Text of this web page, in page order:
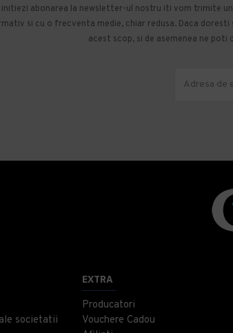
initiezi abonarea la newsletter-ul nostru iti vom trimite
si cu o frecventa medie, chiar redusa. Daca
acest scop, si de asemenea ne
societatii
EXTRA
Producatori
Vouchere Cadou